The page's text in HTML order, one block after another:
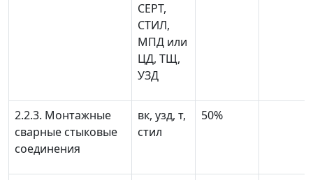
СЕРТ,
СТИЛ,
МПД или
ЦД, ТЩ,
УЗД
2.2.3. Монтажные
сварные стыковые
соединения
вк, узд, т,
стил
50%